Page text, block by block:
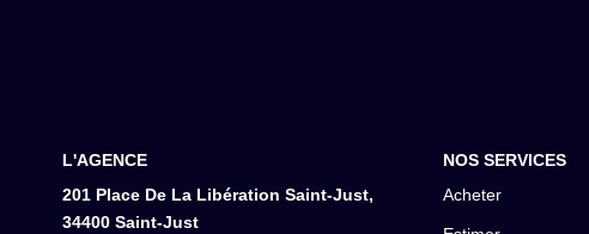
L'AGENCE
201 Place De La Libération Saint-Just,
34400 Saint-Just
NOS SERVICES
Acheter